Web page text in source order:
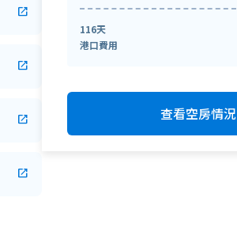
open_in_new
open_in_new
open_in_new
open_in_new
116天
港口費用
查看空房情況